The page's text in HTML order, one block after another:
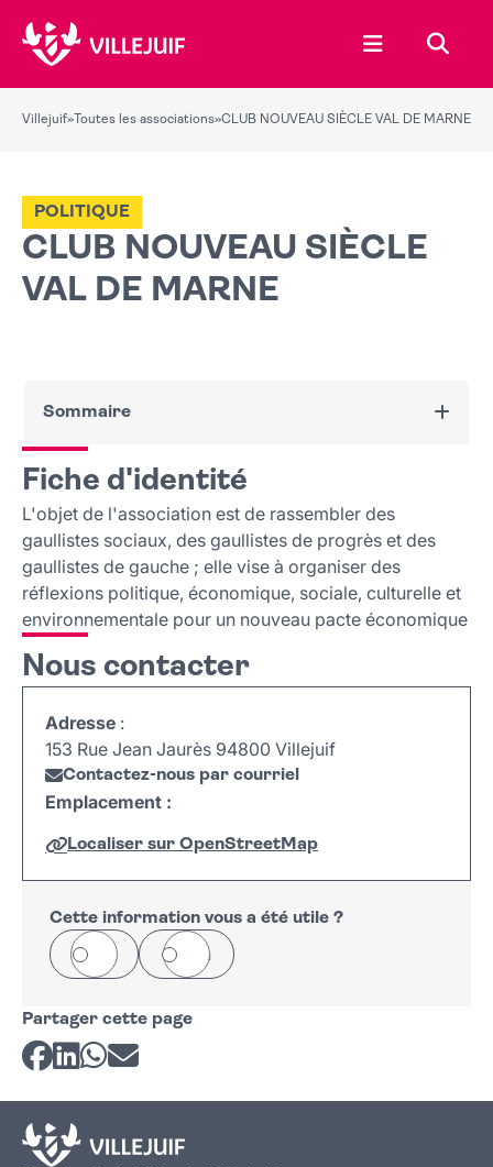
Ouvrir le
Villejuif» Toutes les associations»CLUB NOUVEAU SIÈCLE VAL DE MARNE
CLUB NOUVEAU SIÈCLE
VAL DE MARNE
POLITIQUE
Sommaire
Fiche d'identité
Nous contacter
Fiche d'identité
L'objet de l'association est de rassembler des
gaullistes sociaux, des gaullistes de progrès et des
gaullistes de gauche ; elle vise à organiser des
réflexions politique, économique, sociale, culturelle et
environnementale pour un nouveau pacte économique
Nous contacter
Adresse :
153 Rue Jean Jaurès 94800 Villejuif
Contactez-nous par courriel
Emplacement :
Localiser sur OpenStreetMap
+
−
Leaflet
Cette information vous a été utile ?
Oui Non
Partager cette page
Partager sur Facebook
Partager sur LinkedIn
Partager sur Whatsapp
Partager par courriel